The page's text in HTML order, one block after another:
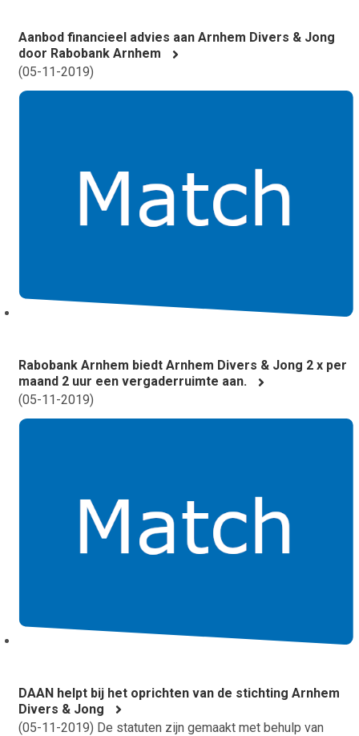
Aanbod financieel advies aan Arnhem Divers & Jong
door Rabobank Arnhem
(05-11-2019)
Rabobank Arnhem biedt Arnhem Divers & Jong 2 x per
maand 2 uur een vergaderruimte aan.
(05-11-2019)
DAAN helpt bij het oprichten van de stichting Arnhem
Divers & Jong
(05-11-2019) De statuten zijn gemaakt met behulp van